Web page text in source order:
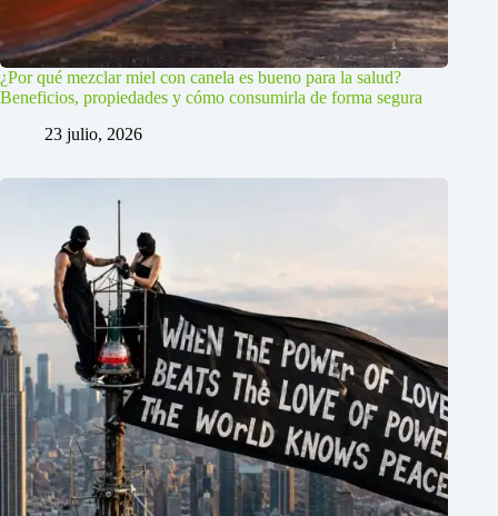
¿Por qué mezclar miel con canela es bueno para la salud?
Beneficios, propiedades y cómo consumirla de forma segura
23 julio, 2026